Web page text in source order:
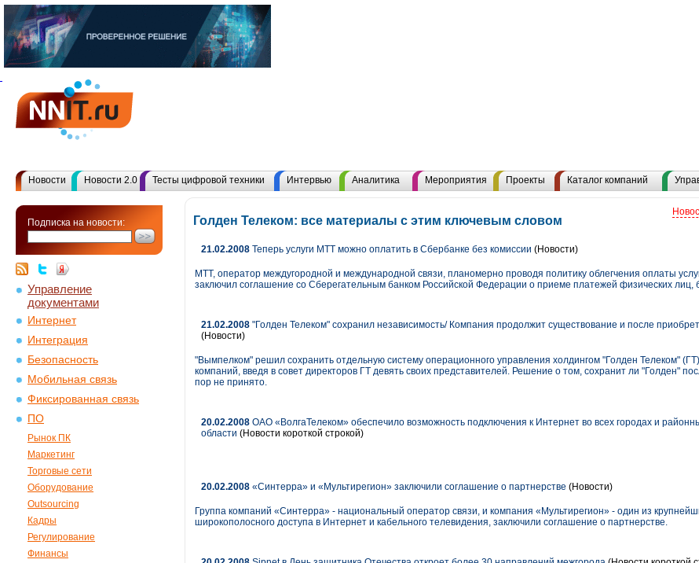
Новости Новости 2.0 Тесты цифровой техники Интервью Аналитика Мероприятия Проекты Каталог компаний
Подписка на новости:
Управление
документами
Интернет
Интеграция
Безопасность
Мобильная связь
Фиксированная связь
ПО
Рынок ПК
Маркетинг
Торговые сети
Оборудование
Outsourcing
Кадры
Регулирование
Финансы
Голден Телеком: все материалы с этим ключевым словом
21.02.2008 Теперь услуги МТТ можно оплатить в Сбербанке без комиссии (Новости)
МТТ, оператор междугородной и международной связи, планомерно проводя политику облегчения оплаты
заключил соглашение со Сберегательным банком Российской Федерации о приеме платежей физических лиц,
21.02.2008 "Голден Телеком" сохранил независимость/ Компания продолжит существование и после
(Новости)
"Вымпелком" решил сохранить отдельную систему операционного управления холдингом "Голден Телеком"
компаний, введя в совет директоров ГТ девять своих представителей. Решение о том, сохранит ли "Голден"
пор не принято.
20.02.2008 ОАО «ВолгаТелеком» обеспечило возможность подключения к Интернет во всех городах и
области (Новости короткой строкой)
20.02.2008 «Синтерра» и «Мультирегион» заключили соглашение о партнерстве (Новости)
Группа компаний «Синтерра» - национальный оператор связи, и компания «Мультирегион» - один из
широкополосного доступа в Интернет и кабельного телевидения, заключили соглашение о партнерстве.